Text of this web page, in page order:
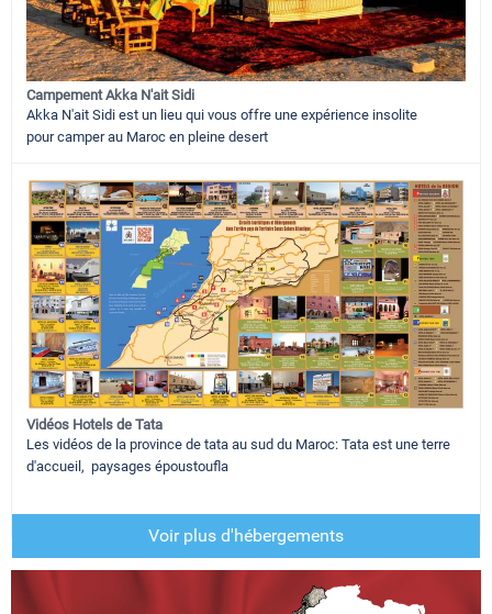
Campement Akka N'ait Sidi
Akka N'ait Sidi est un lieu qui vous offre une expérience insolite
pour camper au Maroc en pleine desert
Vidéos Hotels de Tata
Les vidéos de la province de tata au sud du Maroc: Tata est une terre
d'accueil, paysages époustoufla
Voir plus d'hébergements